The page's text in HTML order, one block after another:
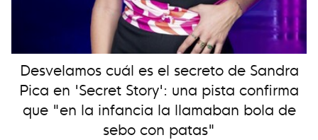
Desvelamos cuál es el secreto de Sandra
Pica en 'Secret Story': una pista confirma
que "en la infancia la llamaban bola de
sebo con patas"